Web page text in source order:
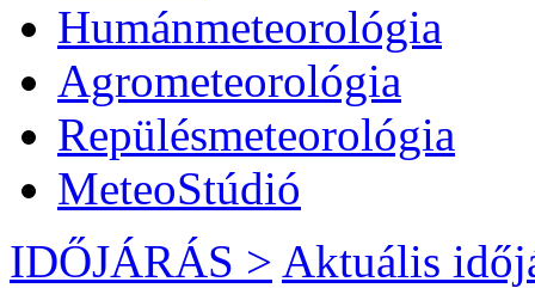
Humánmeteorológia
Agrometeorológia
Repülésmeteorológia
MeteoStúdió
IDŐJÁRÁS > Aktuális